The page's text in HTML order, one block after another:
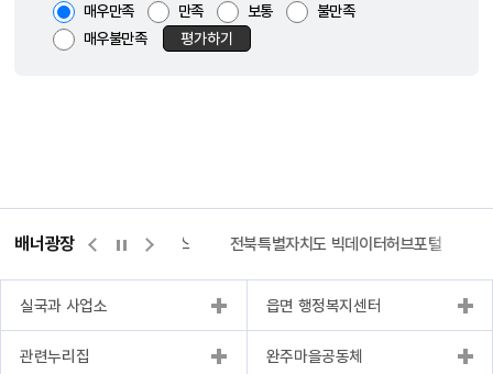
매우만족 만족 보통
불만족
매우불만족
평가하기
배너광장
량바로처리센터 위택스 전북특별자치도 빅데이터허브포털
실국과 사업소 읍면 행정복지센터
관련누리집 완주마을공동체